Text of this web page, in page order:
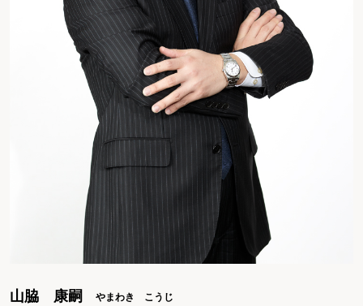
山脇 康嗣 やまわき こうじ